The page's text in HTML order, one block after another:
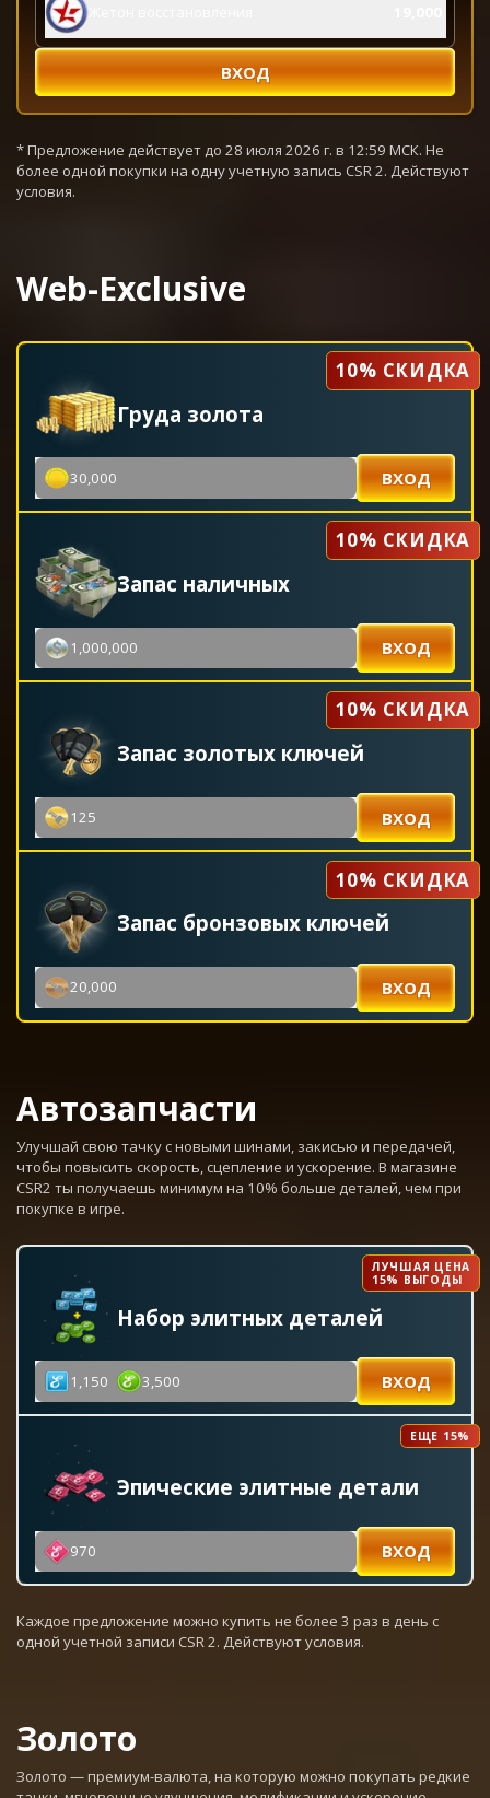
ВХОД
* Предложение действует до 28 июля 2026 г. в 12:59 МСК. Не
более одной покупки на одну учетную запись CSR 2. Действуют
условия.
Web-Exclusive
10% СКИДКА
Груда золота
30,000 ВХОД
10% СКИДКА
Запас наличных
1,000,000 ВХОД
10% СКИДКА
Запас золотых ключей
125 ВХОД
10% СКИДКА
Запас бронзовых ключей
20,000 ВХОД
Автозапчасти
Улучшай свою тачку с новыми шинами, закисью и передачей,
чтобы повысить скорость, сцепление и ускорение. В магазине
CSR2 ты получаешь минимум на 10% больше деталей, чем при
покупке в игре.
ЛУЧШАЯ ЦЕНА
15% ВЫГОДЫ
Набор элитных деталей
1,150 3,500 ВХОД
ЕЩЕ 15%
Эпические элитные детали
970 ВХОД
Каждое предложение можно купить не более 3 раз в день с
одной учетной записи CSR 2. Действуют условия.
Золото
Золото — премиум-валюта, на которую можно покупать редкие